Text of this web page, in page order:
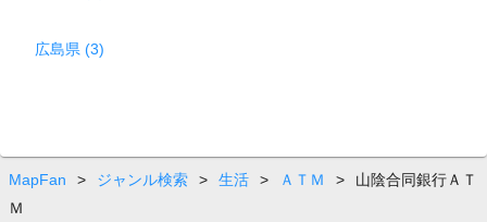
広島県 (3)
MapFan > ジャンル検索 > 生活 > ＡＴＭ >
山陰合同銀行ＡＴ
Ｍ